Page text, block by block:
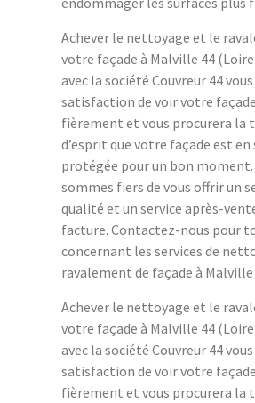
Achever le nettoyage et le
votre façade à Malville 44
avec la société Couvreur 44
satisfaction de voir votre
fièrement et vous procurera la
d’esprit que votre façade est
protégée pour un bon moment.
sommes fiers de vous offrir un
qualité et un service après-
facture. Contactez-nous pour
concernant les services de
ravalement de façade à Malville
Achever le nettoyage et le
votre façade à Malville 44
avec la société Couvreur 44
satisfaction de voir votre
fièrement et vous procurera la